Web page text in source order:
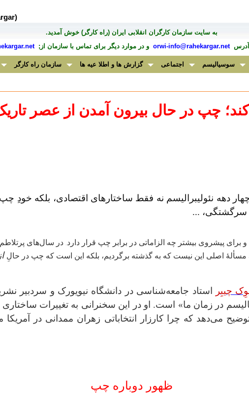
به سايت سازمان کارگران انقلابی ايران (راه کارگر) خوش آمديد.
آدرسorwi-info@rahekargar.net و در موارد ديگر برای تماس با سازمان از;
سوسیالیسم اجتماعی گزارش ها و اطلا عیه ها سازمان راه کارگر
چپ در حال بیرون آمدن از عصر
دهه نئولیبرالیسم نه ‌فقط ساختارهای اقتصادی، بلکه خودِ
سرگشتگی، ...
پیشروی بیشتر چه الزاماتی در برابر چپ قرار دارد. در سال‌های
مسألهٔ اصلی این نیست که به گذشته برگردیم، بلکه این است که چپ در حالِ
چیبِر
استاد جامعه‌شناسی در دانشگاه نیویورک و سردبیر
در زمان ما» است. او در این سخنرانی به تغییرات ساختاری
می‌دهد که چرا کارزار انتخاباتی زهران ممدانی در
ظهور دوباره چپ